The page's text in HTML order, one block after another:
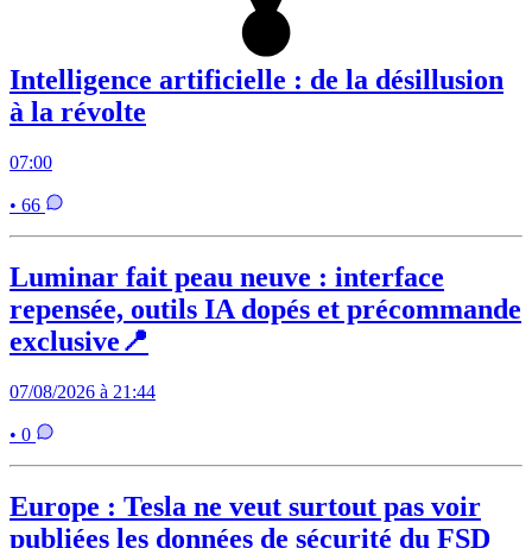
Intelligence artificielle : de la désillusion
à la révolte
07:00
• 66
Luminar fait peau neuve : interface
repensée, outils IA dopés et précommande
exclusive📍
07/08/2026 à 21:44
• 0
Europe : Tesla ne veut surtout pas voir
publiées les données de sécurité du FSD